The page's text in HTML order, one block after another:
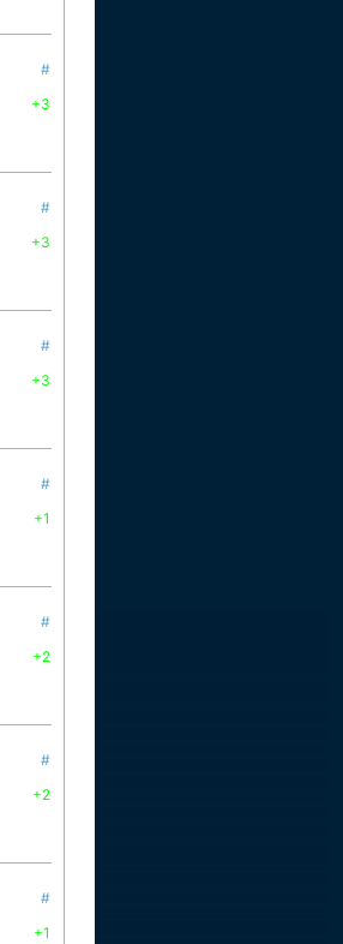
#
+3
#
+3
#
+3
#
+1
#
+2
#
+2
#
+1